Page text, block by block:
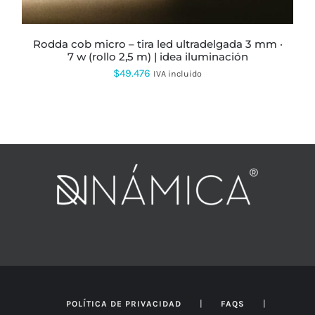
ELEGIR
PÁGINA
DE
PRODUCTO
rodda cob micro – tira led ultradelgada 3 mm ·
7 w (rollo 2,5 m) | idea iluminación
$49.476 IVA incluido
POLÍTICA DE PRIVACIDAD | FAQS |